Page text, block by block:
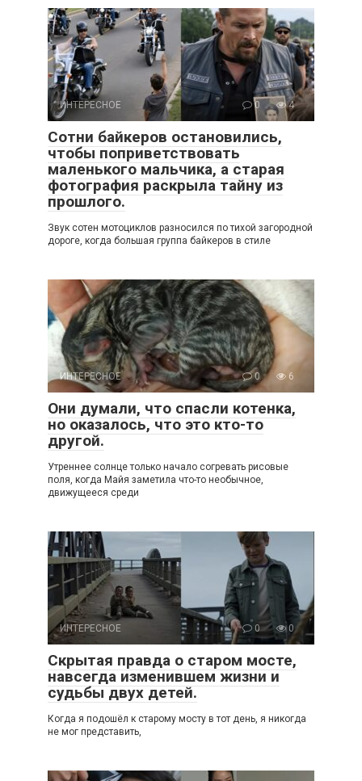
ИНТЕРЕСНОЕ 0 4
Сотни байкеров остановились,
чтобы поприветствовать
маленького мальчика, а старая
фотография раскрыла тайну из
прошлого.
Звук сотен мотоциклов разносился по тихой загородной
дороге, когда большая группа байкеров в стиле
ИНТЕРЕСНОЕ 0 6
Они думали, что спасли котенка,
но оказалось, что это кто-то
другой.
Утреннее солнце только начало согревать рисовые
поля, когда Майя заметила что-то необычное,
движущееся среди
ИНТЕРЕСНОЕ 0 0
Скрытая правда о старом мосте,
навсегда изменившем жизни и
судьбы двух детей.
Когда я подошёл к старому мосту в тот день, я никогда
не мог представить,